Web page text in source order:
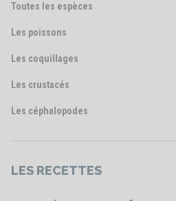
Toutes les espèces
Les poissons
Les coquillages
Les crustacés
Les céphalopodes
LES RECETTES